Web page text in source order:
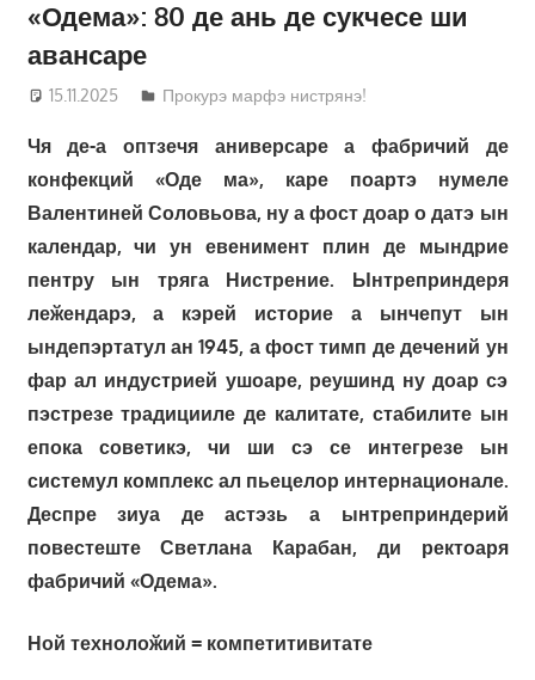
«Одема»: 80 де ань де сукчесе ши
авансаре
15.11.2025 Татьяна Трифонова
Прокурэ марфэ нистрянэ!
Чя де-а оптзечя аниверсаре а фабричий де
конфекций «Оде ма», каре поартэ нумеле
Валентиней Соловьова, ну а фост доар о датэ ын
календар, чи ун евенимент плин де мындрие
пентру ын тряга Нистрение. Ынтреприндеря
леӂендарэ, а кэрей историе а ынчепут ын
ындепэртатул ан 1945, а фост тимп де дечений ун
фар ал индустрией ушоаре, реушинд ну доар сэ
пэстрезе традицииле де калитате, стабилите ын
епока советикэ, чи ши сэ се интегрезе ын
системул комплекс ал пьецелор интернационале.
Деспре зиуа де астэзь а ынтреприндерий
повестеште Светлана Карабан, ди ректоаря
фабричий «Одема».
Ной технолоӂий = компетитивитате